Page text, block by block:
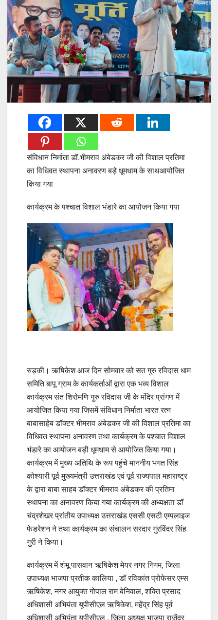
संविधान निर्माता डॉ.भीमराव अंबेडकर जी की विशाल प्रतिमा
का विधिवत स्थापना अनावरण बड़े धूमधाम के साथआयोजित
किया गया
कार्यक्रम के पश्चात विशाल भंडारे का आयोजन किया गया
रुड़की। ऋषिकेश आज दिन सोमवार को सत गुरु रविदास धाम
समिति बापू ग्राम के कार्यकर्ताओं द्वारा एक भव्य विशाल
कार्यक्रम संत शिरोमणि गुरु रविदास जी के मंदिर प्रांगण में
आयोजित किया गया जिसमें संविधान निर्माता भारत रत्न
बाबासाहेब डॉक्टर भीमराव अंबेडकर जी की विशाल प्रतिमा का
विधिवत स्थापना अनावरण तथा कार्यक्रम के पश्चात विशाल
भंडारे का आयोजन बड़ी धूमधाम से आयोजित किया गया।
कार्यक्रम में मुख्य अतिथि के रूप पहुंचे माननीय भगत सिंह
कोश्यारी पूर्व मुख्यमंत्री उत्तराखंड एवं पूर्व राज्यपाल महाराष्ट्र
के द्वारा बाबा साहब डॉक्टर भीमराव अंबेडकर की प्रतिमा
स्थापना का अनावरण किया गया कार्यक्रम की अध्यक्षता डॉ
चंद्रशेखर प्रांतीय उपाध्यक्ष उत्तराखंड एससी एसटी एम्पलाइज
फेडरेशन ने तथा कार्यक्रम का संचालन सरदार गुरविंदर सिंह
गुरी ने किया।
कार्यक्रम में शंभू पासवान ऋषिकेश मेयर नगर निगम, जिला
उपाध्यक्ष भाजपा प्रतीक कालिया , डॉ रविकांत प्रोफेसर एम्स
ऋषिकेश, नगर आयुक्त गोपाल राम बेनिवाल, शक्ति प्रसाद
अधिशासी अभियंता यूपीसीएल ऋषिकेश, महेंद्र सिंह पूर्व
अधिशासी अभियंता यूपीसीएल , जिला अध्यक्ष भाजपा राजेंद्र